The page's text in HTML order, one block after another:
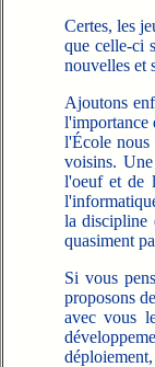
Certes, les
que celle-ci
nouvelles et
Ajoutons
l'importance
l'École
voisins.
l'oeuf et de
la discipline
quasiment
Si vous
proposons
avec vous